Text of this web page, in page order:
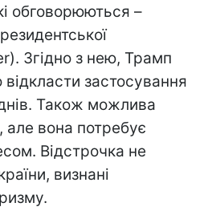
обговорюються –
Згідно з нею, Трамп
застосування
Також можлива
але вона потребує
Відстрочка не
визнані